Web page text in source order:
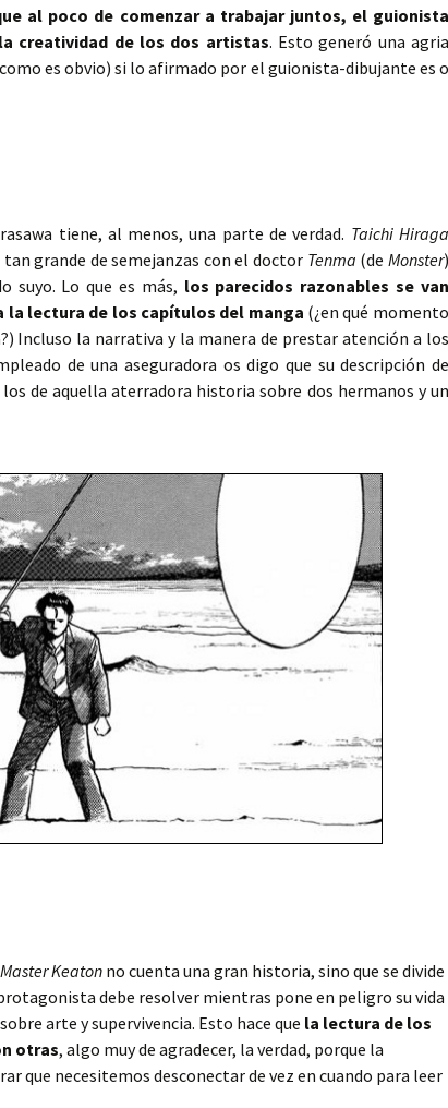
al poco de comenzar a trabajar juntos, el guionista
creatividad de los dos artistas. Esto generó una agria
es obvio) si lo afirmado por el guionista-dibujante es o
tiene, al menos, una parte de verdad. Taichi Hiraga
grande de semejanzas con el doctor Tenma (de Monster)
suyo. Lo que es más, los parecidos razonables se van
la lectura de los capítulos del manga (¿en qué momento
Incluso la narrativa y la manera de prestar atención a los
de una aseguradora os digo que su descripción de
los de aquella aterradora historia sobre dos hermanos y un
Master Keaton no cuenta una gran historia, sino que se divide
debe resolver mientras pone en peligro su vida
arte y supervivencia. Esto hace que la lectura de los
otras, algo muy de agradecer, la verdad, porque la
que necesitemos desconectar de vez en cuando para leer